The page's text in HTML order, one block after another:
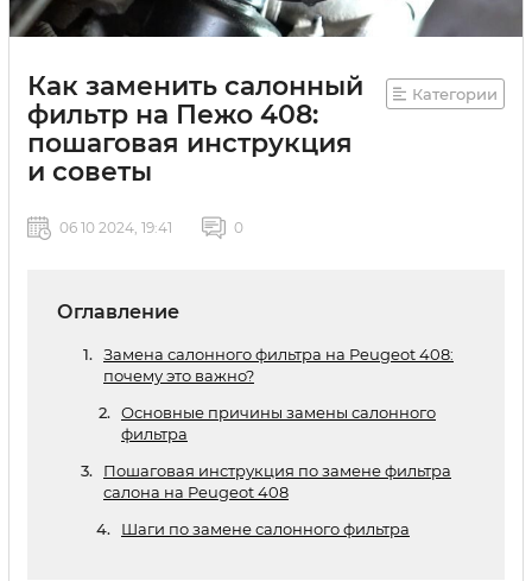
Как заменить салонный
фильтр на Пежо 408:
пошаговая инструкция
и советы
Категории
06 10 2024, 19:41 0
Оглавление
Замена салонного фильтра на Peugeot 408:
почему это важно?
Основные причины замены салонного
фильтра
Пошаговая инструкция по замене фильтра
салона на Peugeot 408
Шаги по замене салонного фильтра